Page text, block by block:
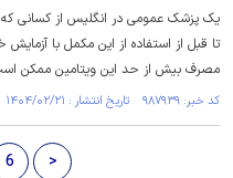
تا قبل از استفاده از این مکمل با
مصرف بیش از حد این ویتامین ممکن
کد خبر: ۹۸۷۹۳۹ تاریخ انتشار : ۱۴۰۴/۰۲/۲۱
6 >